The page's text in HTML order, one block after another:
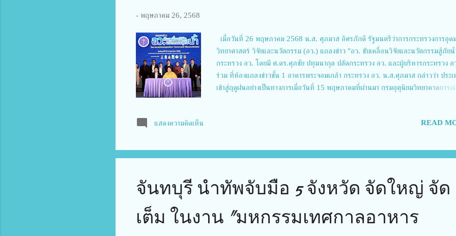
- พฤษภาคม 26, 2568
เมื่อวันที่ 26 พฤษภาคม 2568 น.ส. ศุภมาส อิศรภักดี รัฐมนตรีว่าการกระทรวงการอุด
วิทยาศาสตร์ วิจัยและนวัตกรรม (อว.) แถลงข่าว "อว. ขับเคลื่อนวิจัยและนวัตกรรมสู้ภัย
กระทรวง อว. โดยมี ศ.ดร.ศุภชัย ปทุมนากุล ปลัดกระทรวง อว. และผู้บริหารกระทรวง อ
ร่วม ที่ห้องแถลงข่าวชั้น 1 อาคารพระจอมเกล้า กระทรวง อว. น.ส.ศุภมาส กล่าวว่า ประเ
เข้าสู่ฤดูฝนอย่างเป็นทางการเมื่อวันที่ 15 พฤษภาคมที่ผ่านมา กรมอุตุนิยมวิทยาคาดการณ์
และตะวันออกเฉียงเหนือ รัฐบาลจึงได้ยกระดับการบริหารจัดการน้ำให้เป็น “วาระแห่งชา
จนถึงการใช้ข้อมูลและเทคโนโลยีสมัยใหม่เข้ามาช่วยในการคาดการณ์และเตือนภัย โดยใ
ของกระทรวง อว. ได้ระดมทุกหน่วยงานในสังกัดซึ่งมีความพร้อมในการรับมือสถานการณ์
แสดงความคิดเห็น READ
จันทบุรี นำทัพจับมือ 5 จังหวัด จัดใหญ่ จัด
เต็ม ในงาน "มหกรรมเทศกาลอาหาร